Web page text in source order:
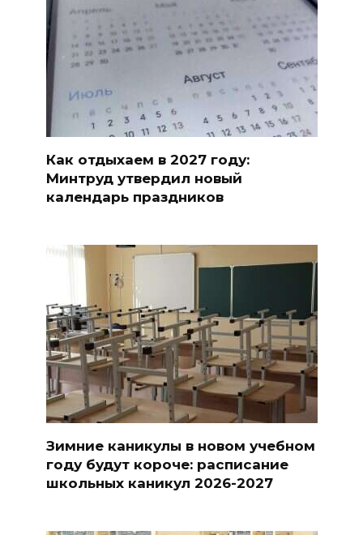
Как отдыхаем в 2027 году:
Минтруд утвердил новый
календарь праздников
Зимние каникулы в новом учебном
году будут короче: расписание
школьных каникул 2026-2027